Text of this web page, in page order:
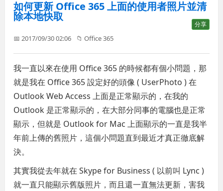
如何更新 Office 365 上面的使用者照片並清
除本地快取
分享
📅 2017/09/30 02:06 📁Office 365
我一直以來在使用 Office 365 的時候都有個小問題，那
就是我在 Office 365 設定好的頭像 ( UserPhoto ) 在
Outlook Web Access 上面是正常顯示的，在我的
Outlook 是正常顯示的，在大部分同事的電腦也是正常
顯示，但就是 Outlook for Mac 上面顯示的一直是我半
年前上傳的舊照片，這個小問題直到最近才真正徹底解
決。
其實我從去年就在 Skype for Business ( 以前叫 Lync )
就一直只能顯示舊版照片，而且還一直無法更新，害我